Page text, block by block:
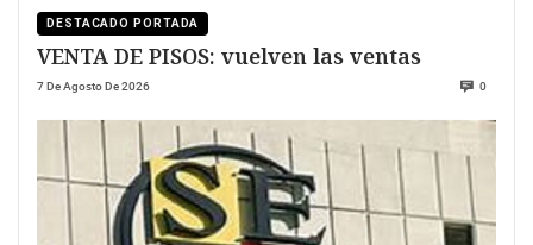
DESTACADO PORTADA
VENTA DE PISOS: vuelven las ventas
7 De Agosto De 2026 0